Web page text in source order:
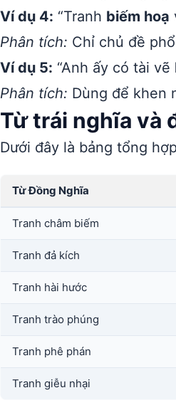
Ví dụ 4: “Tranh biếm hoạ
Phân tích: Chỉ chủ đề
Ví dụ 5: “Anh ấy có tài vẽ
Phân tích: Dùng để khen
Từ trái nghĩa và
Dưới đây là bảng tổng
Từ Đồng Nghĩa
Tranh châm biếm
Tranh đả kích
Tranh hài hước
Tranh trào phúng
Tranh phê phán
Tranh giễu nhại